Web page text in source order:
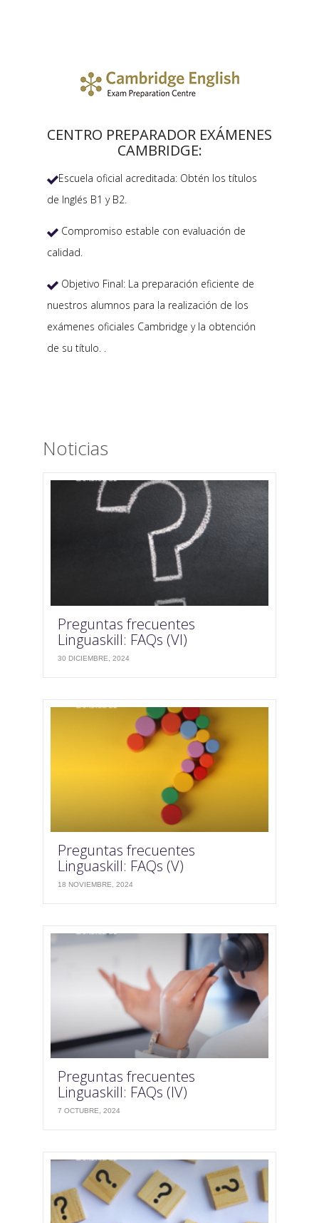
CENTRO PREPARADOR EXÁMENES
CAMBRIDGE:
Escuela oficial acreditada: Obtén los títulos
de Inglés B1 y B2.
 Compromiso estable con evaluación de
calidad.
 Objetivo Final: La preparación eficiente de
nuestros alumnos para la realización de los
exámenes oficiales Cambridge y la obtención
de su título. .
Noticias
Preguntas frecuentes
Linguaskill: FAQs (VI)
30 DICIEMBRE, 2024
Preguntas frecuentes
Linguaskill: FAQs (V)
18 NOVIEMBRE, 2024
Preguntas frecuentes
Linguaskill: FAQs (IV)
7 OCTUBRE, 2024